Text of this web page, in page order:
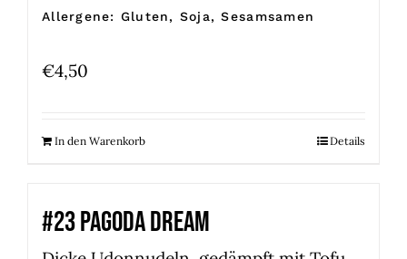
Allergene: Gluten, Soja, Sesamsamen
€4,50
In den Warenkorb Details
#23 PAGODA DREAM